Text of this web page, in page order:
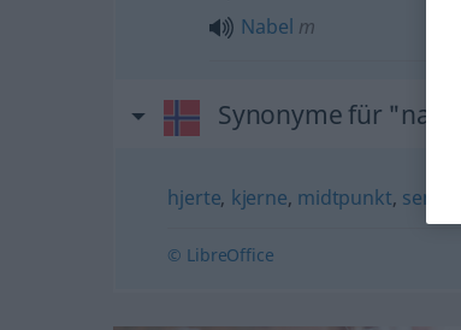
Nabel m
Synonyme für "navle"
hjerte, kjerne, midtpunkt, senter
© LibreOffice